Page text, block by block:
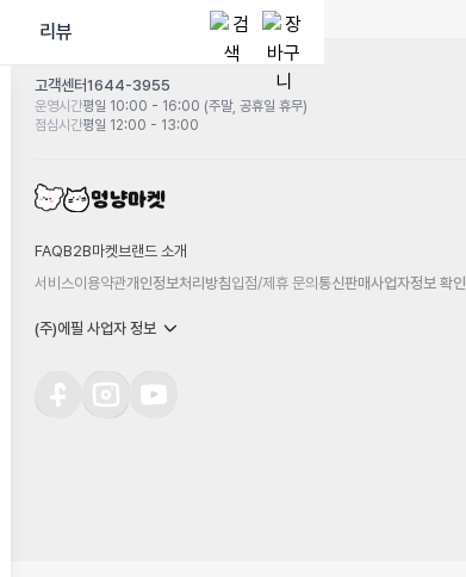
리뷰
고객센터1644-3955
운영시간평일 10:00 - 16:00 (주말, 공휴일 휴무)
점심시간평일 12:00 - 13:00
FAQB2B마켓 브랜드 소개
서비스이용약관개인정보처리방침입점/제휴 문의통신판매사업자정보 확인
(주)에필 사업자 정보